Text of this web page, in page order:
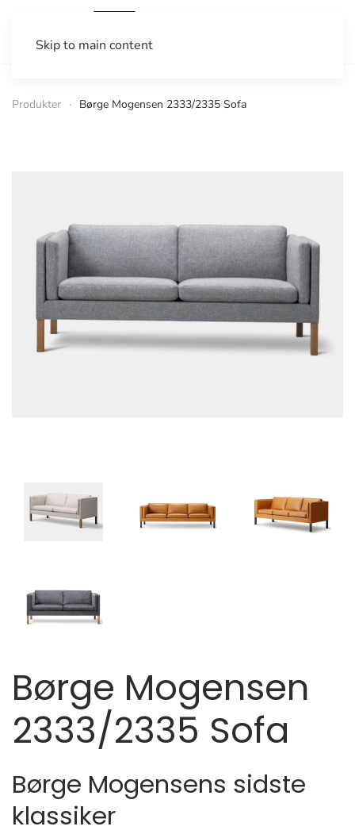
Skip to main content
Produkter Børge Mogensen 2333/2335 Sofa
Børge Mogensen
2333/2335 Sofa
Børge Mogensens sidste
klassiker